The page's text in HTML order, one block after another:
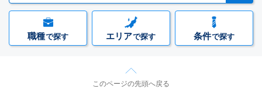
職種で探す エリアで探す 条件で探す
このページの先頭へ戻る